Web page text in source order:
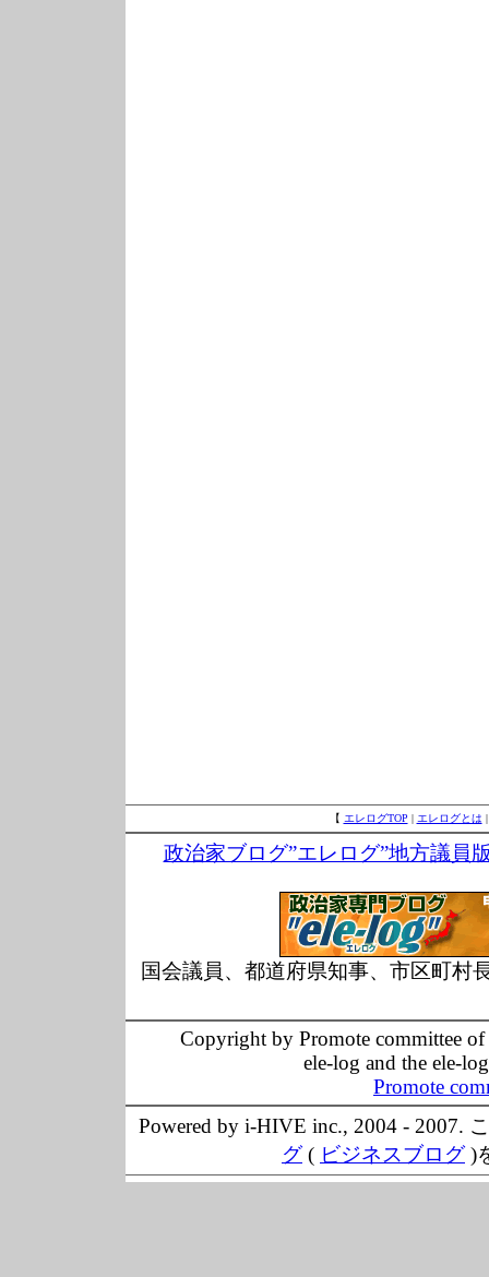
【 エレログTOP | エレログとは
政治家ブログ”エレログ”地方議員
国会議員、都道府県知事、市区町村
Copyright by Promote committee
ele-log and the ele-
Promote
Powered by i-HIVE inc., 2004 - 2007.
グ( ビジネスブログ)